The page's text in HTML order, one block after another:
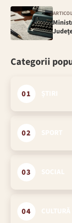
Categorii
01
02
03
04